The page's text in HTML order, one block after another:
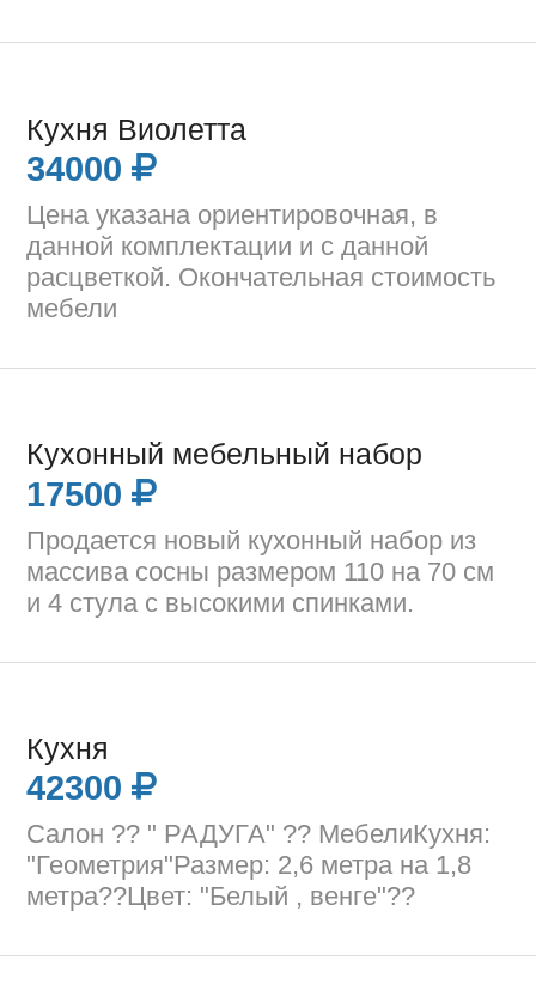
Кухня Виолетта
34000
Цена указана ориентировочная, в
данной комплектации и с данной
расцветкой. Окончательная стоимость
мебели
Кухонный мебельный набор
17500
Продается новый кухонный набор из
массива сосны размером 110 на 70 см
и 4 стула с высокими спинками.
Кухня
42300
Салон ?? " РАДУГА" ?? МебелиКухня:
"Геометрия"Размер: 2,6 метра на 1,8
метра??Цвет: "Белый , венге"??